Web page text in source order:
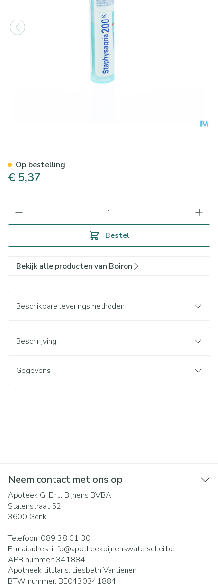
€ 5,37
Bestel
Op bestelling
Bekijk alle producten van Boiron
Beschikbare leveringsmethoden
Beschrijving
Gegevens
Neem contact met ons op
Apoteek G. En J. Bijnens BVBA
Stalenstraat 52
3600 Genk
Telefoon: 089 38 01 30
E-mailadres: info@apotheekbijnenswaterschei.be
APB nummer: 341884
Apotheek titularis: Liesbeth Vantienen
BTW nummer: BE0430341884